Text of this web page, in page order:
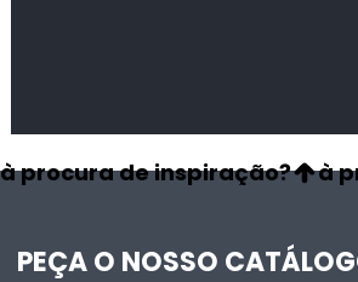
à procura de inspiração?
PEÇA O NOSSO